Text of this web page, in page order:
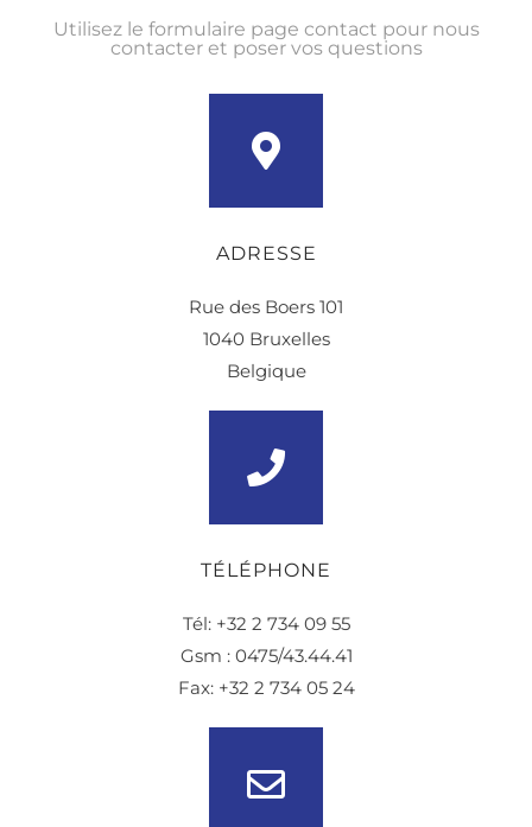
Utilisez le formulaire page contact pour nous
contacter et poser vos questions
ADRESSE
Rue des Boers 101
1040 Bruxelles
Belgique
TÉLÉPHONE
Tél: +32 2 734 09 55
Gsm : 0475/43.44.41
Fax: +32 2 734 05 24